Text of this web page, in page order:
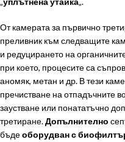
От камерата за първично
преливник към следващите
и редуцирането на
при което, процесите са
аномяк, метан и др. В тези
пречистване на отпадъчните
заустване или понататъчно
третиране.Допълнително
бъдеоборудван с